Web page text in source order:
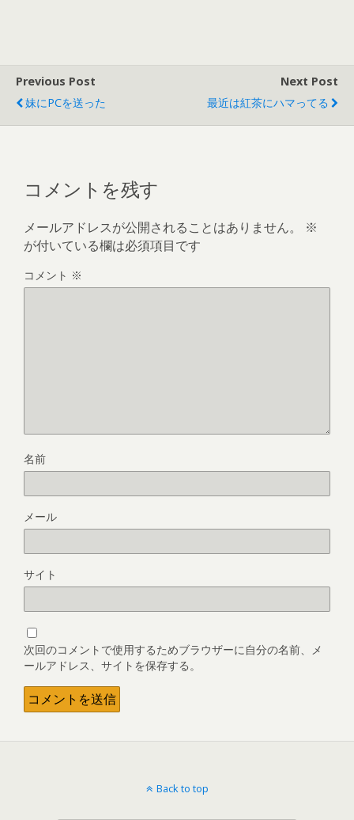
Previous Post
妹にPCを送った
Next Post
最近は紅茶にハマってる
コメントを残す
メールアドレスが公開されることはありません。
※
が付いている欄は必須項目です
コメント ※
名前
メール
サイト
次回のコメントで使用するためブラウザーに自分の名前、メ
ールアドレス、サイトを保存する。
Back to top